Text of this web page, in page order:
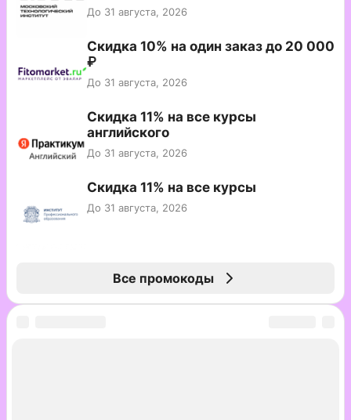
До 31 августа, 2026
Скидка 10% на один заказ до 20 000
₽
До 31 августа, 2026
Скидка 11% на все курсы
английского
До 31 августа, 2026
Скидка 11% на все курсы
До 31 августа, 2026
Все промокоды